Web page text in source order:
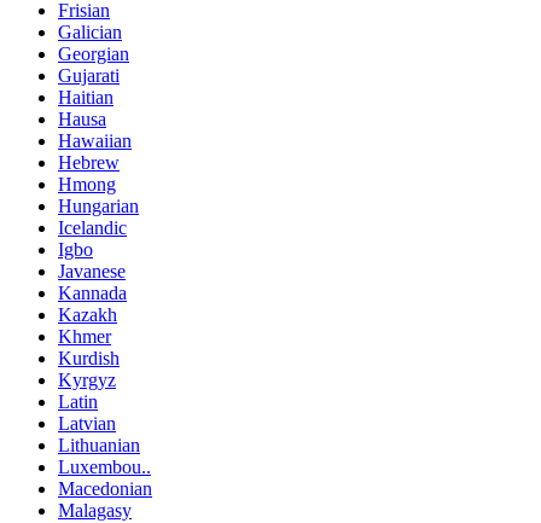
Frisian
Galician
Georgian
Gujarati
Haitian
Hausa
Hawaiian
Hebrew
Hmong
Hungarian
Icelandic
Igbo
Javanese
Kannada
Kazakh
Khmer
Kurdish
Kyrgyz
Latin
Latvian
Lithuanian
Luxembou..
Macedonian
Malagasy